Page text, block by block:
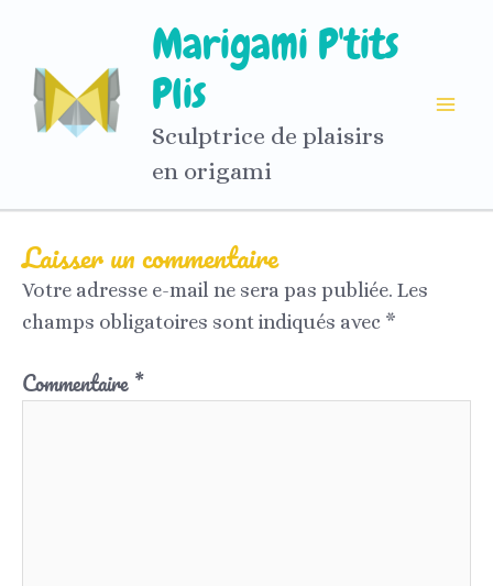
contenu
Marigami P'tits
Plis
Sculptrice de plaisirs
en origami
Laisser un commentaire
Votre adresse e-mail ne sera pas publiée. Les
champs obligatoires sont indiqués avec *
Commentaire*